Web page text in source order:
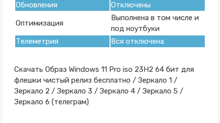
Обновления
Отключены
Оптимизация
Выполнена в том числе и
под ноутбуки
Телеметрия
Вся отключена
Скачать Образ Windows 11 Pro iso 23H2 64 бит для
флешки чистый релиз бесплатно / Зеркало 1 /
Зеркало 2 / Зеркало 3 / Зеркало 4 / Зеркало 5 /
Зеркало 6 (телеграм)